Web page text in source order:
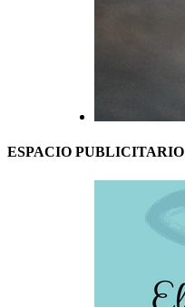
ESPACIO PUBLICITARIO